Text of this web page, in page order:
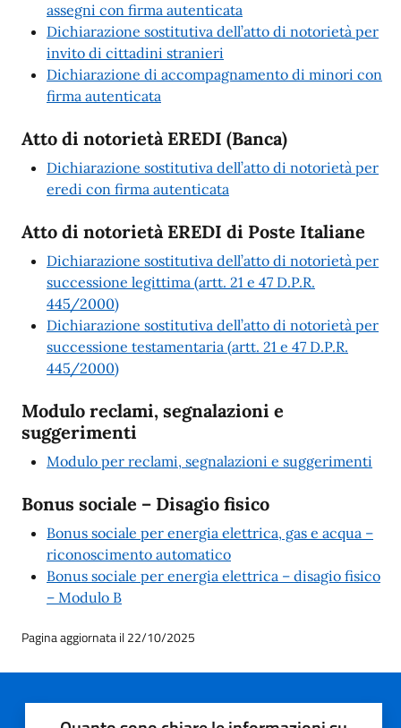
assegni con firma autenticata
Dichiarazione sostitutiva dell’atto di notorietà per
invito di cittadini stranieri
Dichiarazione di accompagnamento di minori con
firma autenticata
Atto di notorietà EREDI (Banca)
Dichiarazione sostitutiva dell’atto di notorietà per
eredi con firma autenticata
Atto di notorietà EREDI di Poste Italiane
Dichiarazione sostitutiva dell’atto di notorietà per
successione legittima (artt. 21 e 47 D.P.R.
445/2000)
Dichiarazione sostitutiva dell’atto di notorietà per
successione testamentaria (artt. 21 e 47 D.P.R.
445/2000)
Modulo reclami, segnalazioni e
suggerimenti
Modulo per reclami, segnalazioni e suggerimenti
Bonus sociale – Disagio fisico
Bonus sociale per energia elettrica, gas e acqua –
riconoscimento automatico
Bonus sociale per energia elettrica – disagio fisico
– Modulo B
Pagina aggiornata il 22/10/2025